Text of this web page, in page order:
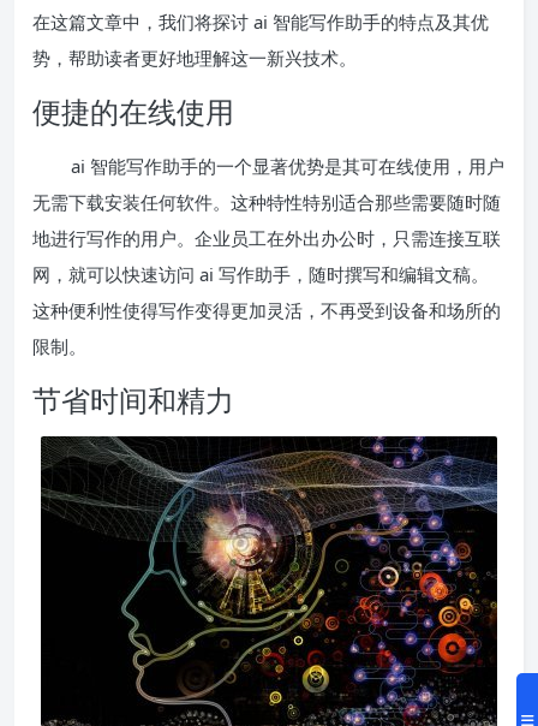
在这篇文章中，我们将探讨 ai 智能写作助手的特点及其优
势，帮助读者更好地理解这一新兴技术。
便捷的在线使用
ai 智能写作助手的一个显著优势是其可在线使用，用户
无需下载安装任何软件。这种特性特别适合那些需要随时随
地进行写作的用户。企业员工在外出办公时，只需连接互联
网，就可以快速访问 ai 写作助手，随时撰写和编辑文稿。
这种便利性使得写作变得更加灵活，不再受到设备和场所的
限制。
节省时间和精力